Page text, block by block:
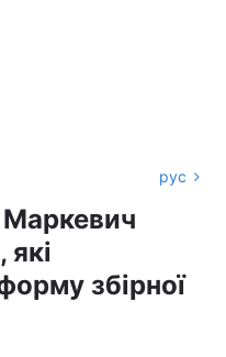
рус
Маркевич
які
збірної